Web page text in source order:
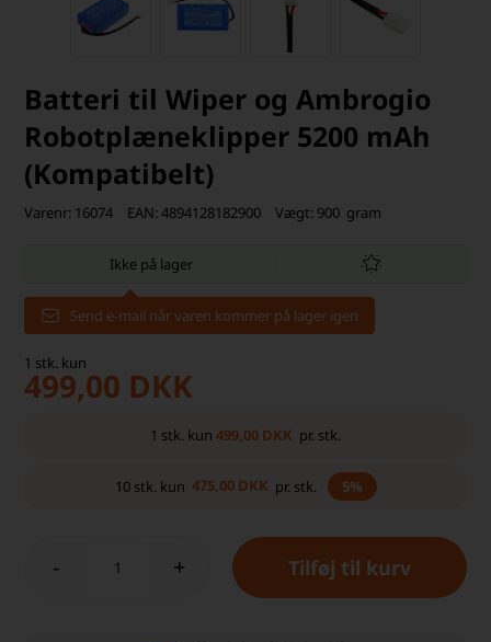
Batteri til Wiper og Ambrogio
Robotplæneklipper 5200 mAh
(Kompatibelt)
Varenr: 16074 EAN:4894128182900 Vægt: 900 gram
Ikke på lager
Send e-mail når varen kommer på lager igen
1 stk. kun
499,00 DKK
1 stk. kun 499,00 DKK pr. stk.
10 stk. kun 475,00 DKK pr. stk. 5%
- +